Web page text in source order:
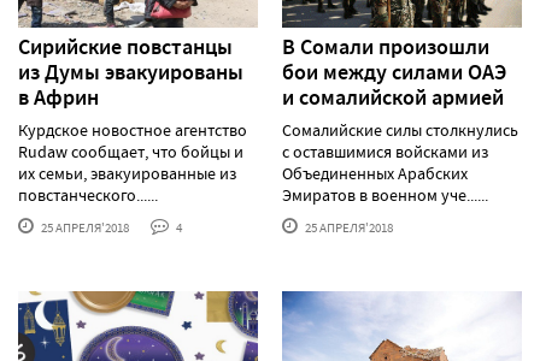
Сирийские повстанцы
из Думы эвакуированы
в Африн
Курдское новостное агентство
Rudaw сообщает, что бойцы и
их семьи, эвакуированные из
повстанческого......
25 АПРЕЛЯ'2018 4
В Сомали произошли
бои между силами ОАЭ
и сомалийской армией
Сомалийские силы столкнулись
с оставшимися войсками из
Объединенных Арабских
Эмиратов в военном уче......
25 АПРЕЛЯ'2018